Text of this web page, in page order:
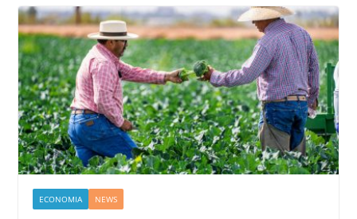
ECONOMIA NEWS